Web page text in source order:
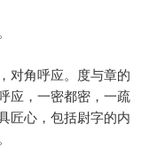
对角呼应。度与章的
应，一密都密，一疏
匠心，包括尉字的内